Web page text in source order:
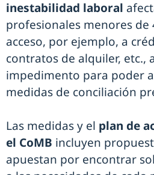
inestabilidad laboral
profesionales menores de
acceso, por ejemplo, a
contratos de alquiler, etc.,
impedimento para poder
medidas de conciliación
Las medidas y el plan de
el CoMB incluyen
apuestan por encontrar